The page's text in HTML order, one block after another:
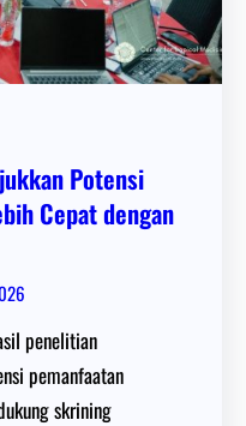
Potensi
Cepat dengan
penelitian
pemanfaatan
skrining